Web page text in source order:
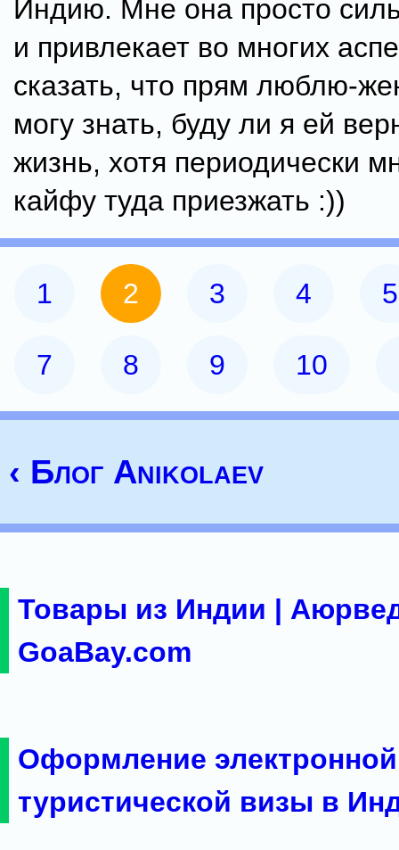
Индию. Мне она просто
и привлекает во многих
сказать, что прям люблю-
могу знать, буду ли я ей
жизнь, хотя периодически
кайфу туда приезжать :))
1 2 3 4 5
7 8 9 10
‹ Блог Anikolaev
Товары из Индии |
GoaBay.com
Оформление электронной
туристической визы в